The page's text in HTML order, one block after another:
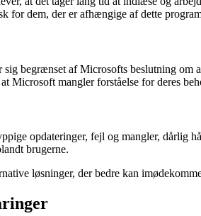
dem, der er afhængige af dette
begrænset af Microsofts beslutning om
Microsoft mangler forståelse for deres
opdateringer, fejl og mangler, dårlig
brugerne.
løsninger, der bedre kan